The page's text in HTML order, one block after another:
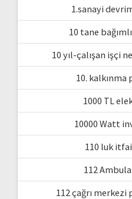
1.sanayi
10 tane
10 yıl-çalışan işçi
10. kalkınma
1000 TL
10000 Watt
110 luk
112
112 çağrı merkezi